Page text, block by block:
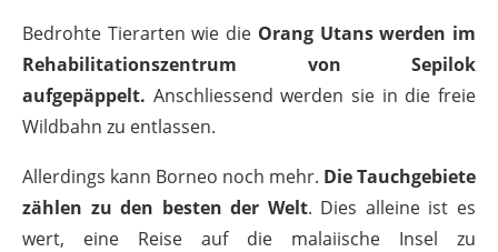
Bedrohte Tierarten wie die Orang Utans werden im
Rehabilitationszentrum von Sepilok
aufgepäppelt. Anschliessend werden sie in die freie
Wildbahn zu entlassen.
Allerdings kann Borneo noch mehr. Die Tauchgebiete
zählen zu den besten der Welt. Dies alleine ist es
wert, eine Reise auf die malaiische Insel zu